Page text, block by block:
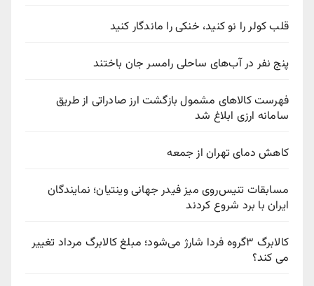
قلب کولر را نو کنید، خنکی را ماندگار کنید
پنج نفر در آب‌های ساحلی رامسر جان باختند
فهرست کالاهای مشمول بازگشت ارز صادراتی از طریق
سامانه ارزی ابلاغ شد
کاهش دمای تهران از جمعه
مسابقات تنیس‌روی میز فیدر جهانی وینتیان؛ نمایندگان
ایران با برد شروع کردند
کالابرگ ۳گروه فردا شارژ می‌شود؛ مبلغ کالابرگ مرداد تغییر
می کند؟